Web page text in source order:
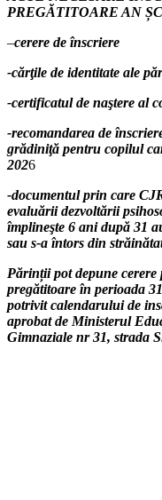
PREGĂTITOARE AN
–cerere de înscriere
-cărţile de identitate ale
-certificatul de naştere al
-recomandarea de
grădiniţă pentru copilul
2026
-documentul prin care
evaluării dezvoltării
împlineşte 6 ani după 31
sau s-a întors din
Părinții pot depune
pregătitoare în perioada
potrivit calendarului de
aprobat de Ministerul
Gimnaziale nr 31, strada